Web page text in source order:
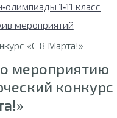
1‑11 класс
мероприятий
мероприятию
конкурс